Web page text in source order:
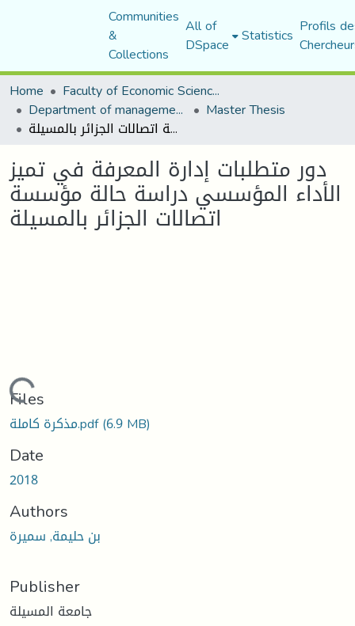
Communities
&
Collections
All of
DSpace Statistics Profils
Home
Faculty of Economic Sciences, Commerce and Management Sciences
Department of management sciences Master Thesis
دور متطلبات إدارة المعرفة في تميز الأداء المؤسسي دراسة حالة مؤسسة اتصالات الجزائر بالمسيلة
دور متطلبات إدارة المعرفة في تميز
الأداء المؤسسي دراسة حالة مؤسسة
اتصالات الجزائر بالمسيلة
Loading...
Files
مذكرة كاملة.pdf(6.9 MB)
Date
2018
Authors
بن حليمة, سميرة
Publisher
جامعة المسيلة